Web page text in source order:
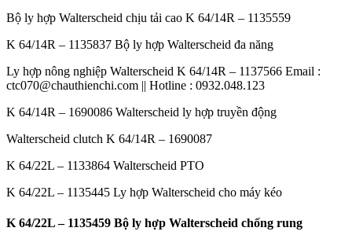
Bộ ly hợp Walterscheid chịu tải cao K 64/14R – 1135559
K 64/14R – 1135837 Bộ ly hợp Walterscheid đa năng
Ly hợp nông nghiệp Walterscheid K 64/14R – 1137566 Email :
ctc070@chauthienchi.com || Hotline : 0932.048.123
K 64/14R – 1690086 Walterscheid ly hợp truyền động
Walterscheid clutch K 64/14R – 1690087
K 64/22L – 1133864 Walterscheid PTO
K 64/22L – 1135445 Ly hợp Walterscheid cho máy kéo
K 64/22L – 1135459 Bộ ly hợp Walterscheid chống rung